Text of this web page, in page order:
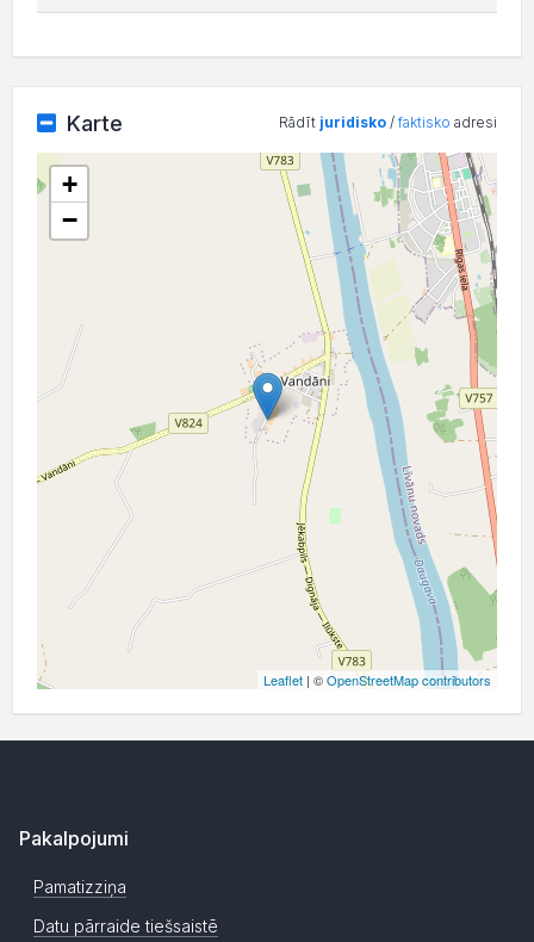
Karte Rādīt juridisko /faktisko adresi
+
−
Leaflet | ©OpenStreetMap contributors
Pakalpojumi
Pamatizziņa
Datu pārraide tiešsaistē